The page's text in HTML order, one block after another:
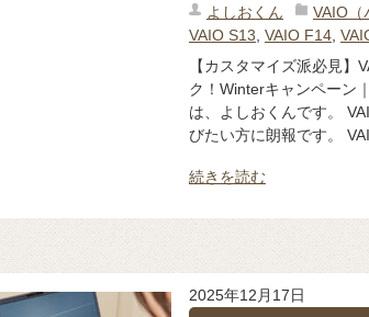
よしおくん VAIO（
VAIO S13 VAIO F14,
【カスタマイズ派必見】
ク！Winterキャンペーン
は、よしおくんです。
びたい方に朗報です。
続きを読む
2025年12月17日